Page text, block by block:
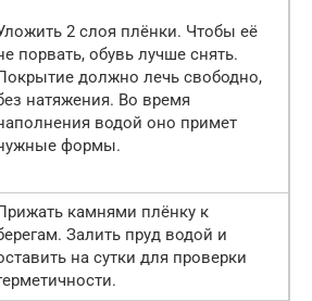
2 слоя плёнки. Чтобы её
порвать, обувь лучше снять.
должно лечь свободно,
натяжения. Во время
водой оно примет
формы.
камнями плёнку к
Залить пруд водой и
на сутки для проверки